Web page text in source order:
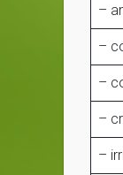
–
–
–
–
–